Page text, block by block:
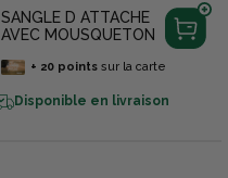
SANGLE D ATTACHE
AVEC MOUSQUETON
+ 20pointssur la carte
Disponible en livraison